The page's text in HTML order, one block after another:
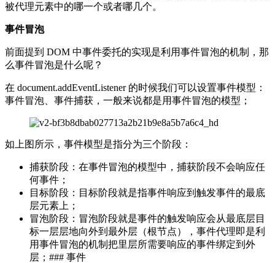
被代理元素中的哪一个或者哪几个。
事件冒泡
前面提到 DOM 中事件委托的实现是利用事件冒泡的机制，那
么事件冒泡是什么呢？
在 document.addEventListener 的时候我们可以设置事件模型：
事件冒泡、事件捕获，一般来说都是用事件冒泡的模型；
如上图所示，事件模型是指分为三个阶段：
捕获阶段：在事件冒泡的模型中，捕获阶段不会响应任
何事件；
目标阶段：目标阶段就是指事件响应到触发事件的最底
层元素上；
冒泡阶段：冒泡阶段就是事件的触发响应会从最底层目
标一层层地向外到最外层（根节点），事件代理即是利
用事件冒泡的机制把里层所需要响应的事件绑定到外
层；### 事件